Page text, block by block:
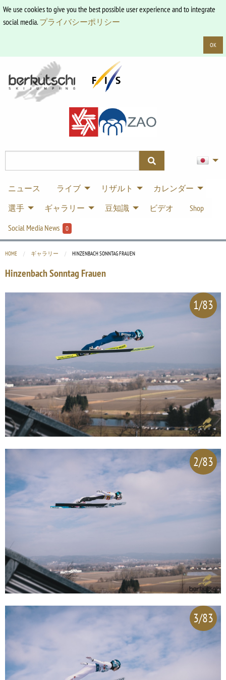
We use cookies to give you the best possible user experience and to integrate
social media.プライバシーポリシー
OK
ニュース ライブ リザルト
カレンダー
選手
ギャラリー 豆知識 ビデオ
Shop
Social Media News
0
HOME ギャラリー CURRENT:
HINZENBACH SONNTAG FRAUEN
Hinzenbach Sonntag Frauen
1/83
2/83
3/83